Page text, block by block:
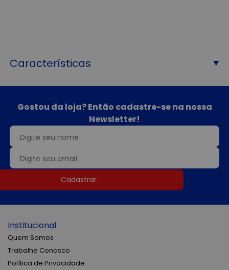
Características
Gostou da loja? Então cadastre-se na nossa
Newsletter!
Cadastrar
Institucional
Quem Somos
Trabalhe Conosco
Política de Privacidade